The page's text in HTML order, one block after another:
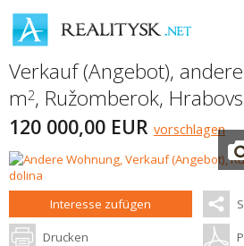
Verkauf (Angebot),
m2, Ružomberok,
120 000,00 EUR vorschlagen
Interesse zufügen
Drucken